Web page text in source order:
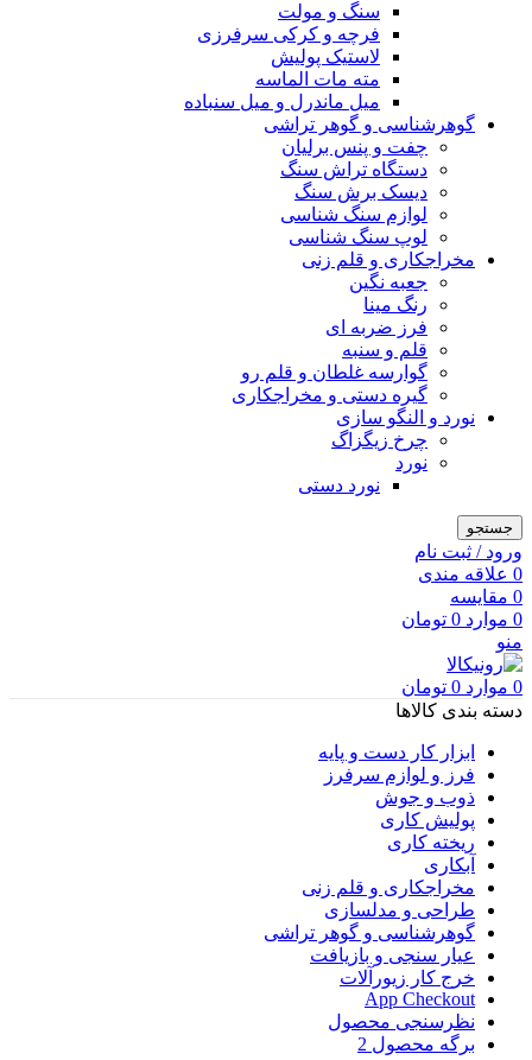
سنگ و مولت
فرچه و کرکی سرفرزی
لاستیک پولیش
مته مات الماسه
میل ماندرل و میل سنباده
گوهرشناسی و گوهر تراشی
چفت و پنس برلیان
دستگاه تراش سنگ
دیسک برش سنگ
لوازم سنگ شناسی
لوپ سنگ شناسی
مخراجکاری و قلم زنی
جعبه نگین
رنگ مینا
فرز ضربه ای
قلم و سنبه
گوارسه غلطان و قلم رو
گیره دستی و مخراجکاری
نورد و النگو سازی
چرخ زیگزاگ
نورد
نورد دستی
جستجو
ورود / ثبت نام
0 علاقه مندی
0 مقایسه
0 موارد 0 تومان
منو
0 موارد 0 تومان
دسته بندی کالاها
ابزار کار دست و پایه
فرز و لوازم سرفرز
ذوب و جوش
پولیش کاری
ریخته کاری
آبکاری
مخراجکاری و قلم زنی
طراحی و مدلسازی
گوهرشناسی و گوهر تراشی
عیار سنجی و بازیافت
خرج کار زیورآلات
App Checkout
نظرسنجی محصول
برگه محصول 2